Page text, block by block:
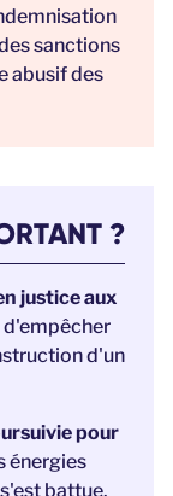
sanctions
abusif des
?
justice aux
d'empêcher
d'un
pour
énergies
battue.